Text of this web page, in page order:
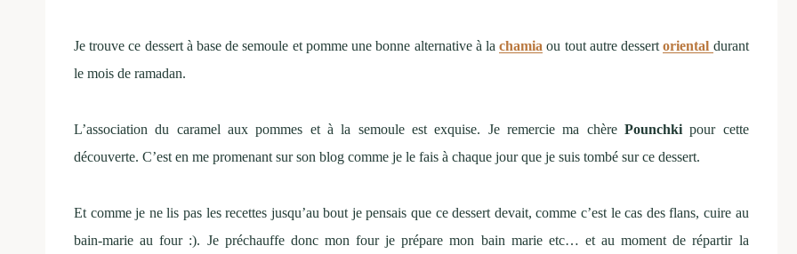
Je trouve ce dessert à base de semoule et pomme une bonne alternative à lachamia ou tout autre dessertoriental durant
le mois de ramadan.
L’association du caramel aux pommes et à la semoule est exquise. Je remercie ma chère Pounchkipour cette
découverte. C’est en me promenant sur son blog comme je le fais à chaque jour que je suis tombé sur ce dessert.
Et comme je ne lis pas les recettes jusqu’au bout je pensais que ce dessert devait, comme c’est le cas des flans, cuire au
bain-marie au four :). Je préchauffe donc mon four je prépare mon bain marie etc… et au moment de répartir la